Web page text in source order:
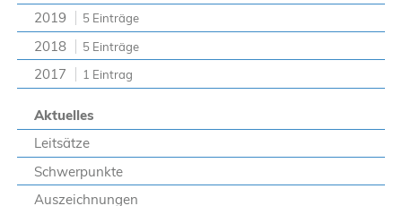
2019 5 Einträge
2018 5 Einträge
2017 1 Eintrag
Aktuelles
Leitsätze
Schwerpunkte
Auszeichnungen